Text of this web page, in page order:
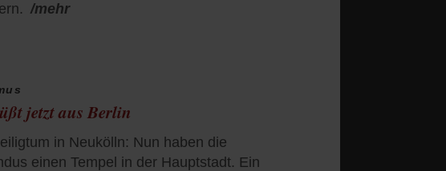
/mehr
jetzt aus Berlin
in Neukölln: Nun haben die
einen Tempel in der Hauptstadt. Ein